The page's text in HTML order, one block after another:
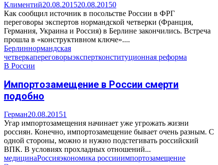
Климентий20.08.201520.08.20150
Как сообщил источник в посольстве России в ФРГ
переговоры экспертов нормандской четверки (Франция,
Германия, Украина и Россия) в Берлине закончились. Встреча
прошла в «конструктивном ключе»....
Берлиннормандская
четверкапереговорыэкспертконституционная реформа
В России
Импортозамещение в России смерти
подобно
Герман20.08.20151
Угар импортозамещения начинает уже угрожать жизни
россиян. Конечно, импортозамещение бывает очень разным. С
одной стороны, можно и нужно подстегивать российский
ВПК. В условиях прохладных отношений...
медицинаРоссияэкономика россииимпортозамещение